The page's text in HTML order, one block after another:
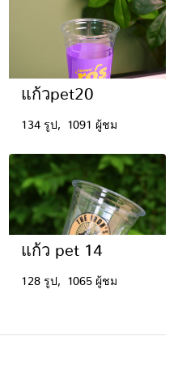
แก้วpet20
134 รูป, 1091 ผู้ชม
แก้ว pet 14
128 รูป, 1065 ผู้ชม